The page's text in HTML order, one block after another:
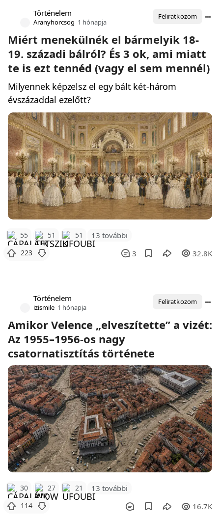
Történelem
Aranyhorcsog 1 hónapja
Feliratkozom
Miért menekülnék el bármelyik 18-
19. századi bálról? És 3 ok, ami miatt
te is ezt tennéd (vagy el sem mennél)
Milyennek képzelsz el egy bált két-három
évszázaddal ezelőtt?
55 51 51 13 további
223 3 32.8K
Történelem
izismile 1 hónapja
Feliratkozom
Amikor Velence „elveszítette” a vizét:
Az 1955–1956-os nagy
csatornatisztítás története
30 27 21 13 további
114 16.7K